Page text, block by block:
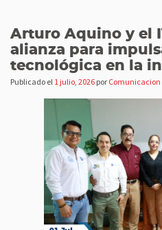
Arturo Aquino y el
alianza para
tecnológica en la
Publicado el 1 julio, 2026 por Comunicacion